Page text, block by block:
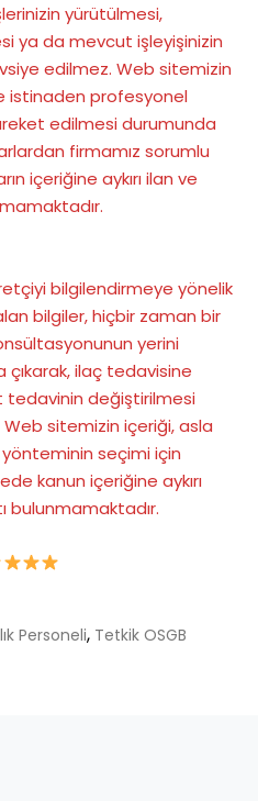
yürütülmesi,
ya da mevcut işleyişinizin
edilmez. Web sitemizin
istinaden profesyonel
edilmesi durumunda
firmamız sorumlu
içeriğine aykırı ilan ve
bilgilendirmeye yönelik
bilgiler, hiçbir zaman bir
yerini
ilaç tedavisine
tedavinin değiştirilmesi
sitemizin içeriği, asla
seçimi için
kanun içeriğine aykırı
bulunmamaktadır.
Personeli, Tetkik OSGB